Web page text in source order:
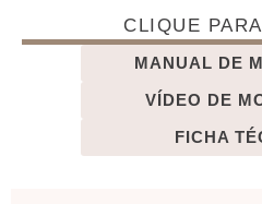
CLIQUE
MANUAL DE
VÍDEO DE
FICHA